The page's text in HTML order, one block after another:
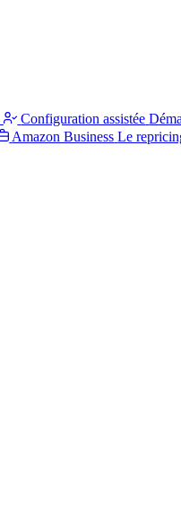
Configuration assistée
Amazon Business Le